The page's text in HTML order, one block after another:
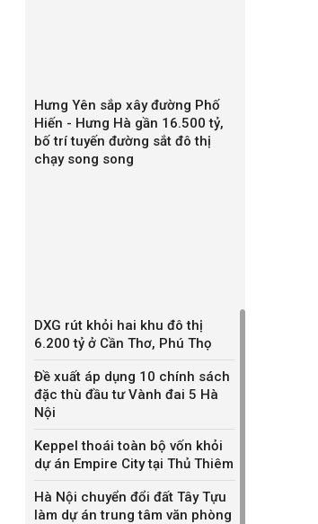
Hưng Yên sắp xây đường Phố
Hiến - Hưng Hà gần 16.500 tỷ,
bố trí tuyến đường sắt đô thị
chạy song song
DXG rút khỏi hai khu đô thị
6.200 tỷ ở Cần Thơ, Phú Thọ
Đề xuất áp dụng 10 chính sách
đặc thù đầu tư Vành đai 5 Hà
Nội
Keppel thoái toàn bộ vốn khỏi
dự án Empire City tại Thủ Thiêm
Hà Nội chuyển đổi đất Tây Tựu
làm dự án trung tâm văn phòng